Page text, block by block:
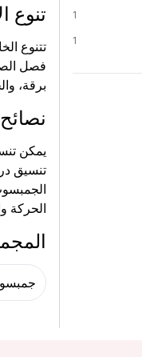
1
1
تنوع
تتنوع
فصل
برقة،
يمكن
تنسيق
الحركة